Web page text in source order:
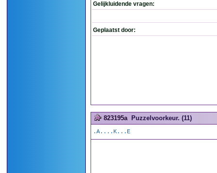
Gelijkluidende vragen:
Geplaatst door:
823195a Puzzelvoorkeur. (11)
.A....K...E